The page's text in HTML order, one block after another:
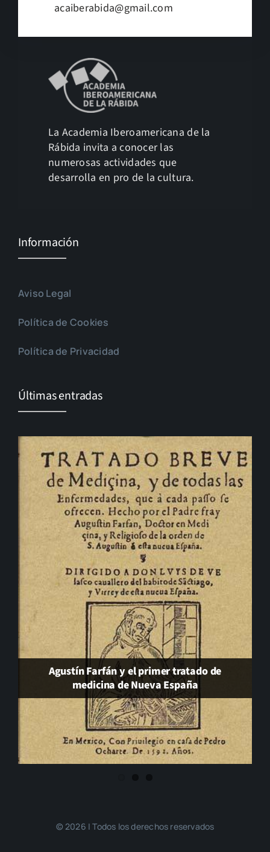
acaiberabida@gmail.com
La Academia Iberoamericana de la
Rábida invita a conocer las
numerosas actividades que
desarrolla en pro de la cultura.
Información
Aviso Legal
Política de Cookies
Política de Privacidad
Últimas entradas
Agustín Farfán y el primer tratado de
medicina de Nueva España
Será de noche. J. J. Díaz Trillo. Hiperión 2026
El cambio que nunca llega…
© 2026 | Todos los derechos reservados